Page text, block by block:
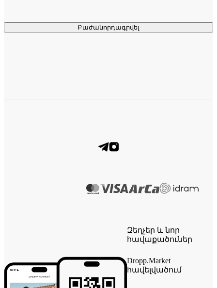
Բաժանորդագրվել
Զեղչեր և նոր
հավաքածուներ
Dropp.Market
հավելվածում